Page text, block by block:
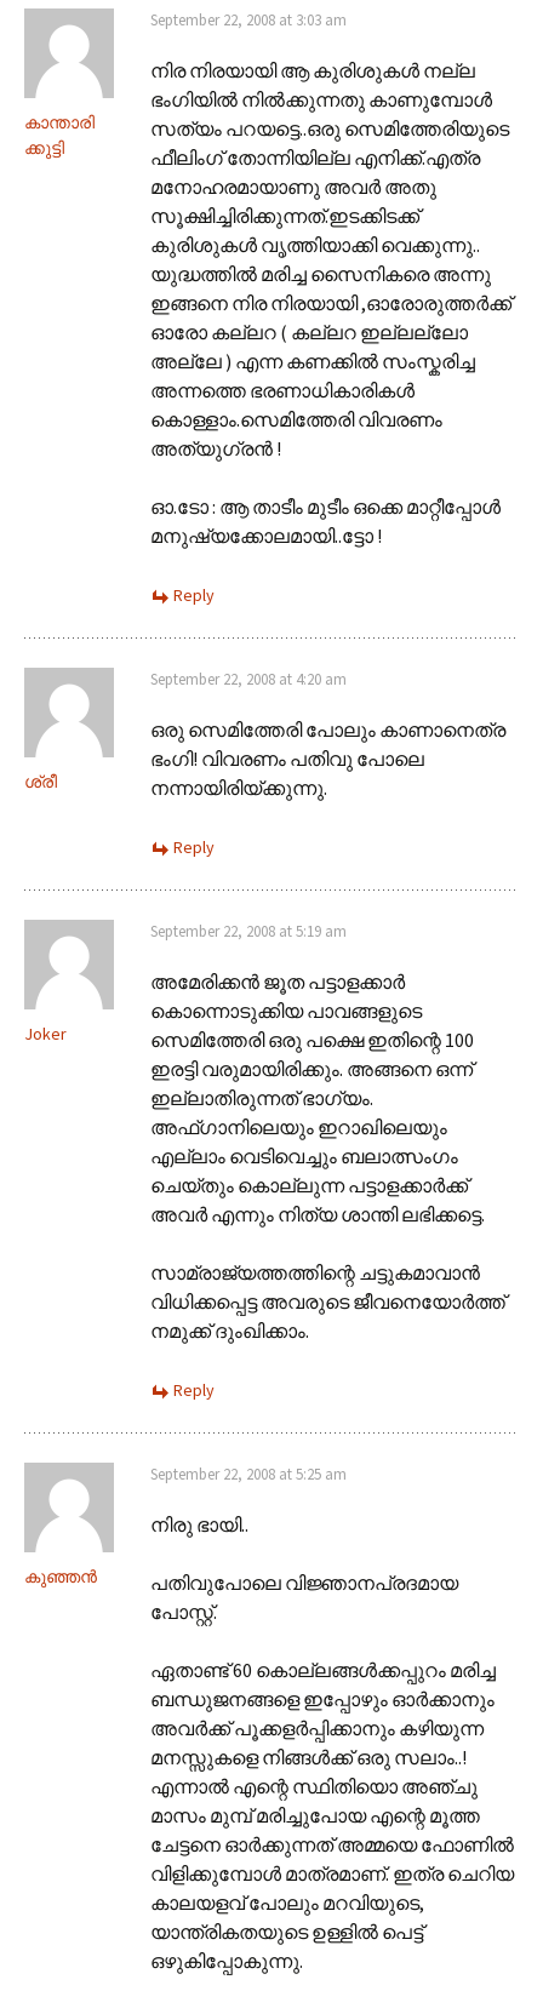
കാന്താരി
ക്കുട്ടി
September 22, 2008 at 3:03 am
നിര നിരയായി ആ കുരിശുകള്‍ നല്ല
ഭംഗിയില്‍ നില്‍ക്കുന്നതു കാണുമ്പോള്‍
സത്യം പറയട്ടെ..ഒരു സെമിത്തേരിയുടെ
ഫീലിംഗ് തോന്നിയില്ല എനിക്ക്.എത്ര
മനോഹരമായാണു അവര്‍ അതു
സൂക്ഷിച്ചിരിക്കുന്നത്.ഇടക്കിടക്ക്
കുരിശുകള്‍ വൃത്തിയാക്കി വെക്കുന്നു..
യുദ്ധത്തില്‍ മരിച്ച സൈനികരെ അന്നു
ഇങ്ങനെ നിര നിരയായി ,ഓരോരുത്തര്‍ക്ക്
ഓരോ കല്ലറ ( കല്ലറ ഇല്ലല്ലോ
അല്ലേ ) എന്ന കണക്കില്‍ സംസ്കരിച്ച
അന്നത്തെ ഭരണാധികാരികള്‍
കൊള്ളാം.സെമിത്തേരി വിവരണം
അത്യുഗ്രന്‍ !
ഓ.ടോ : ആ താടീം മുടീം ഒക്കെ മാറ്റീപ്പോള്‍
മനുഷ്യക്കോലമായി..ട്ടോ !
Reply
ശ്രീ
September 22, 2008 at 4:20 am
ഒരു സെമിത്തേരി പോലും കാണാനെത്ര
ഭംഗി! വിവരണം പതിവു പോലെ
നന്നായിരിയ്ക്കുന്നു.
Reply
Joker
September 22, 2008 at 5:19 am
അമേരിക്കന്‍ ജൂത പട്ടാളക്കാര്‍
കൊന്നൊടുക്കിയ പാവങ്ങളുടെ
സെമിത്തേരി ഒരു പക്ഷെ ഇതിന്റെ 100
ഇരട്ടി വരുമായിരിക്കും. അങ്ങനെ ഒന്ന്
ഇല്ലാതിരുന്നത് ഭാഗ്യം.
അഫ്ഗാനിലെയും ഇറാഖിലെയും
എല്ലാം വെടിവെച്ചും ബലാത്സംഗം
ചെയ്തും കൊല്ലുന്ന പട്ടാളക്കാര്‍ക്ക്
അവര്‍ എന്നും നിത്യ ശാന്തി ലഭിക്കട്ടെ.
സാമ്രാജ്യത്തത്തിന്റെ ചട്ടുകമാവാന്‍
വിധിക്കപ്പെട്ട അവരുടെ ജീവനെയോര്‍ത്ത്
നമുക്ക് ദുംഖിക്കാം.
Reply
കുഞ്ഞന്‍
September 22, 2008 at 5:25 am
നിരു ഭായി..
പതിവുപോലെ വിജ്ഞാനപ്രദമായ
പോസ്റ്റ്.
ഏതാണ്ട് 60 കൊല്ലങ്ങള്‍ക്കപ്പുറം മരിച്ച
ബന്ധുജനങ്ങളെ ഇപ്പോഴും ഓര്‍ക്കാനും
അവര്‍ക്ക് പൂക്കളര്‍പ്പിക്കാനും കഴിയുന്ന
മനസ്സുകളെ നിങ്ങള്‍ക്ക് ഒരു സലാം..!
എന്നാല്‍ എന്റെ സ്ഥിതിയൊ അഞ്ചു
മാസം മുമ്പ് മരിച്ചുപോയ എന്റെ മൂത്ത
ചേട്ടനെ ഓര്‍ക്കുന്നത് അമ്മയെ ഫോണില്‍
വിളിക്കുമ്പോള്‍ മാത്രമാണ്. ഇത്ര ചെറിയ
കാലയളവ് പോലും മറവിയുടെ,
യാന്ത്രികതയുടെ ഉള്ളില്‍ പെട്ട്
ഒഴുകിപ്പോകുന്നു.